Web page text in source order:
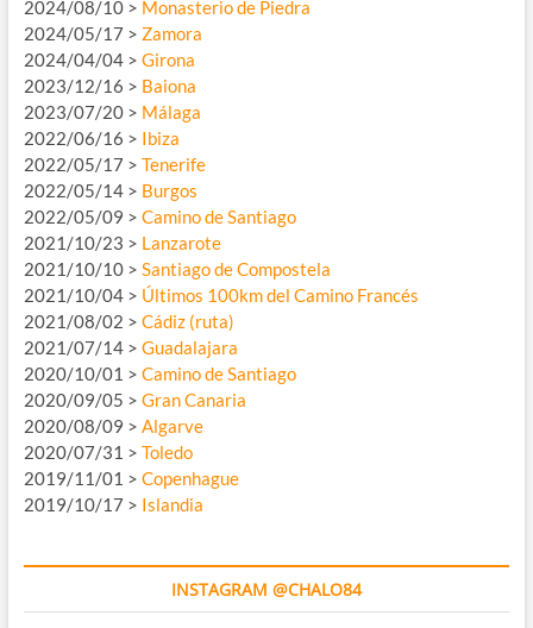
2024/08/10 > Monasterio de Piedra
2024/05/17 > Zamora
2024/04/04 > Girona
2023/12/16 > Baiona
2023/07/20 > Málaga
2022/06/16 > Ibiza
2022/05/17 > Tenerife
2022/05/14 > Burgos
2022/05/09 > Camino de Santiago
2021/10/23 > Lanzarote
2021/10/10 > Santiago de Compostela
2021/10/04 > Últimos 100km del Camino Francés
2021/08/02 > Cádiz (ruta)
2021/07/14 > Guadalajara
2020/10/01 > Camino de Santiago
2020/09/05 > Gran Canaria
2020/08/09 > Algarve
2020/07/31 > Toledo
2019/11/01 > Copenhague
2019/10/17 > Islandia
INSTAGRAM @CHALO84